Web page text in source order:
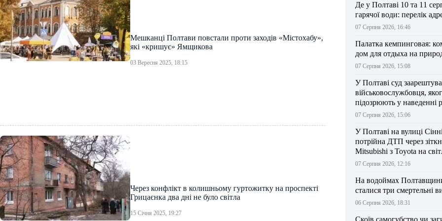
Мешканці Полтави повстали проти заходів «Містохабу»,
які «кришує» Ямщикова
03 Вересня 2025, 18:15
Через конфлікт в колишньому гуртожитку на проспекті
Грицаєнка два дні не було світла
15 Січня 2025, 19:27
Де у Полтаві 10 та 11
гарячої води: перелік
07 Серпня 2026, 16:46
Палатка кемпинговая:
дом для отдыха на
07 Серпня 2026, 15:08
У Полтаві суд
військовослужбовця,
підозрюють у наведенні
БпЛА на власний
07 Серпня 2026, 15:06
У Полтаві на вулиці
потрійна ДТП через
Mitsubishi з Toyota на
07 Серпня 2026, 12:16
На водоймах
сталися три смертельні
06 Серпня 2026, 18:31
Скоїв самогубство чи